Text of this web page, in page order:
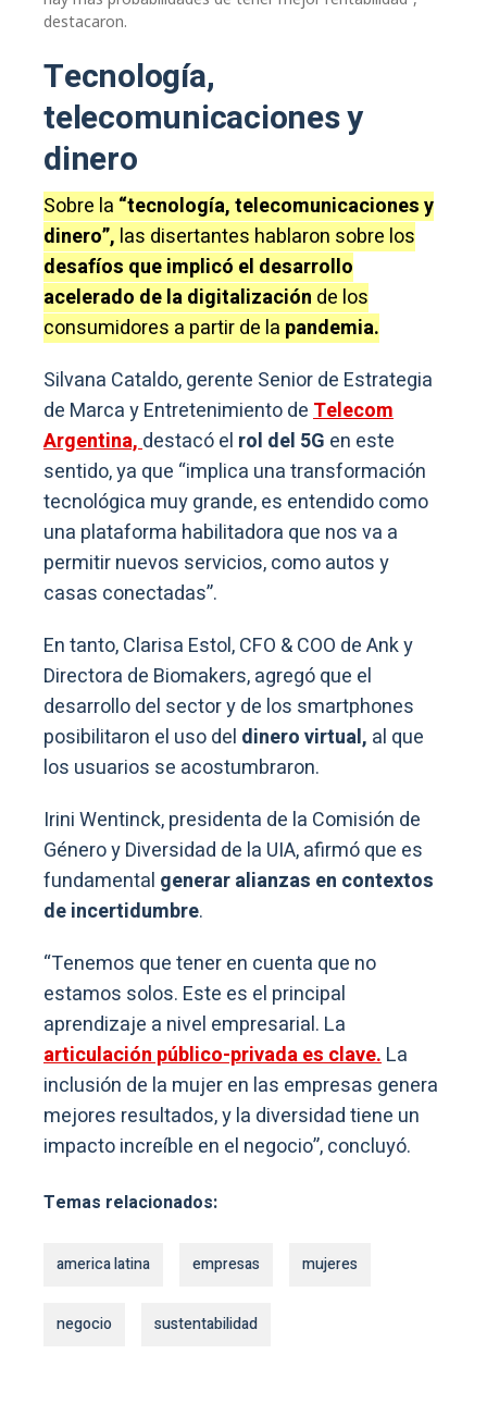
destacaron.
Tecnología,
telecomunicaciones y
dinero
Sobre la “tecnología, telecomunicaciones y
dinero”, las disertantes hablaron sobre los
desafíos que implicó el desarrollo
acelerado de la digitalización de los
consumidores a partir de la pandemia.
Silvana Cataldo, gerente Senior de Estrategia
de Marca y Entretenimiento deTelecom
Argentina,destacó el rol del 5G en este
sentido, ya que “implica una transformación
tecnológica muy grande, es entendido como
una plataforma habilitadora que nos va a
permitir nuevos servicios, como autos y
casas conectadas”.
En tanto, Clarisa Estol, CFO & COO de Ank y
Directora de Biomakers, agregó que el
desarrollo del sector y de los smartphones
posibilitaron el uso del dinero virtual, al que
los usuarios se acostumbraron.
Irini Wentinck, presidenta de la Comisión de
Género y Diversidad de la UIA, afirmó que es
fundamental generar alianzas en contextos
de incertidumbre.
“Tenemos que tener en cuenta que no
estamos solos. Este es el principal
aprendizaje a nivel empresarial. La
articulación público-privada es clave.La
inclusión de la mujer en las empresas genera
mejores resultados, y la diversidad tiene un
impacto increíble en el negocio”, concluyó.
Temas relacionados:
america latina empresas mujeres
negocio sustentabilidad